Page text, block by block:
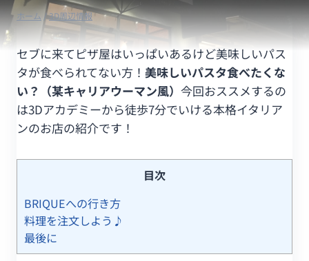
ホーム /3D周辺情報
セブに来てピザ屋はいっぱいあるけど美味しいパス
タが食べられてない方！ 美味しいパスタ食べたくな
い？（某キャリアウーマン風） 今回おススメするの
は3Dアカデミーから徒歩7分でいける本格イタリア
ンのお店の紹介です！
目次
BRIQUEへの行き方
料理を注文しよう♪
最後に